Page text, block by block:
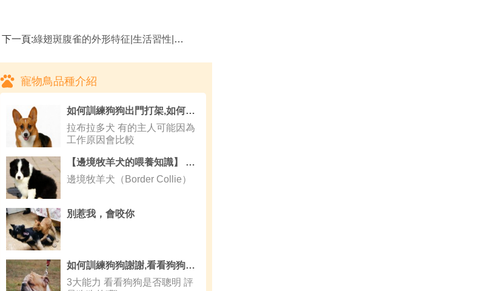
下一頁:綠翅斑腹雀的外形特征|生活習性|飼養方式|介紹,鳥種
寵物鳥品種介紹
如何訓練狗狗出門打架,如何防止小狗之間打架
拉布拉多犬 有的主人可能因為
工作原因會比較
【邊境牧羊犬的喂養知識】 怎麼養好一條邊境牧羊犬？
邊境牧羊犬（Border Collie）
別惹我，會咬你
如何訓練狗狗謝謝,看看狗狗是否聰明
3大能力 看看狗狗是否聰明 評